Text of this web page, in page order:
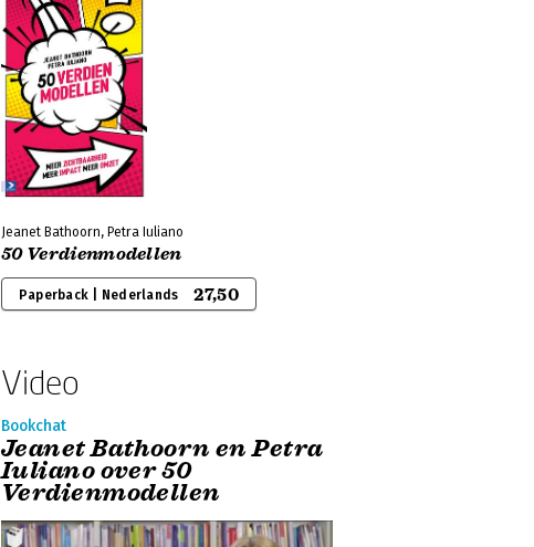
Jeanet Bathoorn, Petra Iuliano
50 Verdienmodellen
Paperback | Nederlands 27,50
Video
Bookchat
Jeanet Bathoorn en Petra
Iuliano over 50
Verdienmodellen